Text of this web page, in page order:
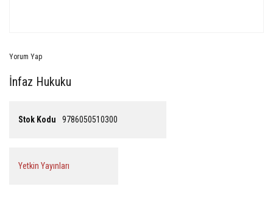
Yorum Yap
İnfaz Hukuku
Stok Kodu 9786050510300
Yetkin Yayınları